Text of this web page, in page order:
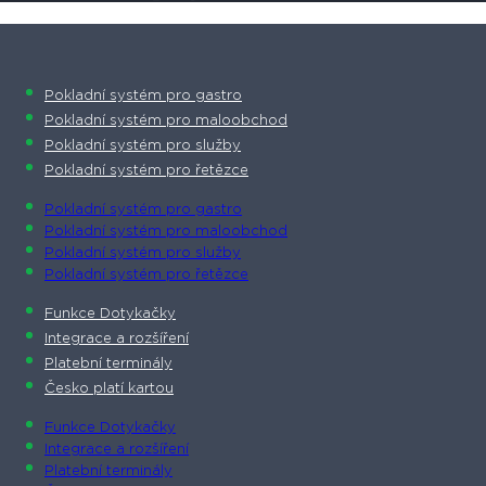
Pokladní systém pro gastro
Pokladní systém pro maloobchod
Pokladní systém pro služby
Pokladní systém pro řetězce
Pokladní systém pro gastro
Pokladní systém pro maloobchod
Pokladní systém pro služby
Pokladní systém pro řetězce
Funkce Dotykačky
Integrace a rozšíření
Platební terminály
Česko platí kartou
Funkce Dotykačky
Integrace a rozšíření
Platební terminály